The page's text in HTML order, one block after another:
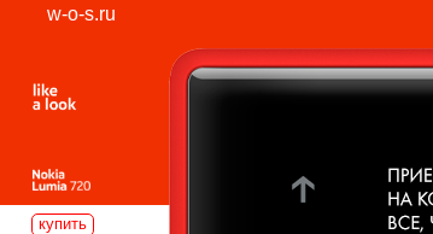
w-o-s.ru
купить